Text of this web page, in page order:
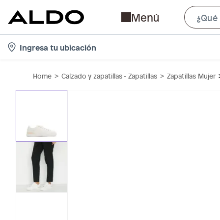
Menú
Ingresa tu ubicación
Home Calzado y zapatillas - Zapatillas Zapatillas Mujer